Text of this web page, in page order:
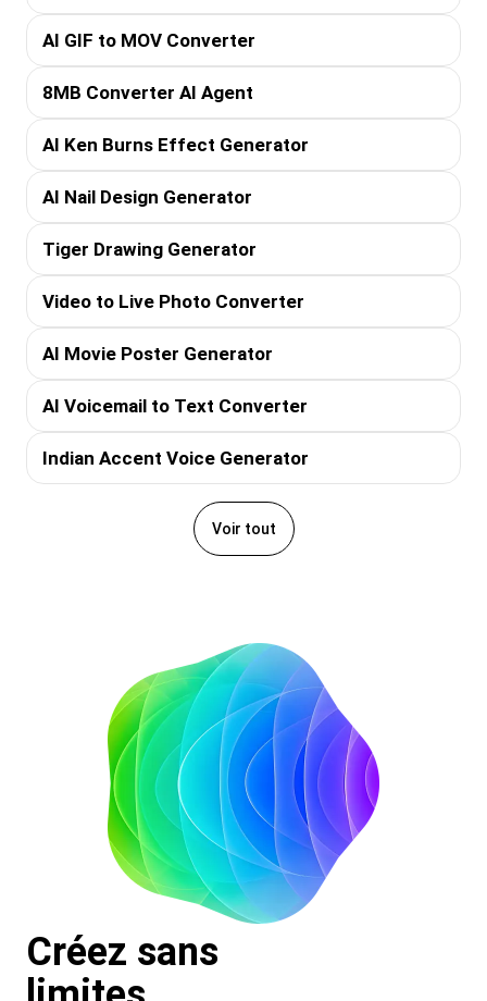
AI GIF to MOV Converter
8MB Converter AI Agent
AI Ken Burns Effect Generator
AI Nail Design Generator
Tiger Drawing Generator
Video to Live Photo Converter
AI Movie Poster Generator
AI Voicemail to Text Converter
Indian Accent Voice Generator
Voir tout
Créez sans